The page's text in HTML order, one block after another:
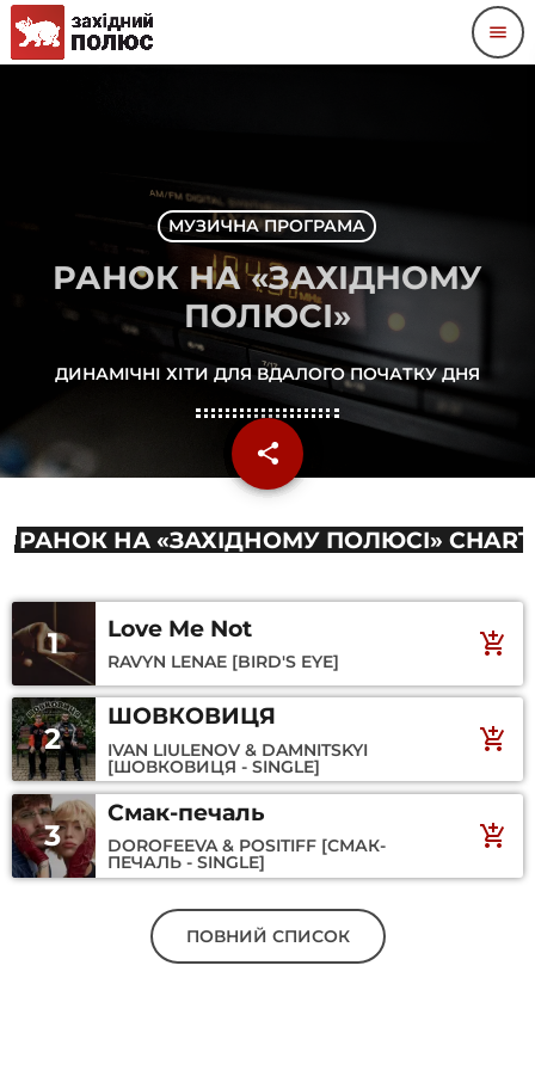
menu
МУЗИЧНА ПРОГРАМА
РАНОК НА «ЗАХІДНОМУ
ПОЛЮСІ»
ДИНАМІЧНІ ХІТИ ДЛЯ ВДАЛОГО ПОЧАТКУ ДНЯ
share
email
РАНОК НА «ЗАХІДНОМУ ПОЛЮСІ»
1 Love Me Not
RAVYN LENAE [BIRD'S EYE]
add_shopping_cart
2
ШОВКОВИЦЯ
IVAN LIULENOV & DAMNITSKYI
[ШОВКОВИЦЯ - SINGLE]
add_shopping_cart
3
Смак-печаль
DOROFEEVA & POSITIFF [СМАК-
ПЕЧАЛЬ - SINGLE]
add_shopping_cart
ПОВНИЙ СПИСОК